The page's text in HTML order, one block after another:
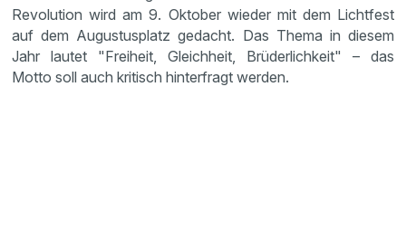
Revolu­tion wird am 9. Oktober wieder mit dem Licht­fest
auf dem Augus­tus­platz gedacht. Das Thema in diesem
Jahr lautet "Freiheit, Gleich­heit, Brüder­lich­keit" – das
Motto soll auch kritisch hinter­fragt werden.